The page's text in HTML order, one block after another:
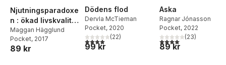
Njutningsparadoxe
n : ökad livskvalitet
med ett glas mindre
Maggan Hägglund
Pocket, 2017
89 kr
Dödens flod
Dervla McTiernan
Pocket, 2020
4,0utav 5 stjärnor. Totalt antal röster:
(22)
99 kr
Aska
Ragnar Jónasson
Pocket, 2022
4,0utav 5 stjärnor.
(23)
89 kr